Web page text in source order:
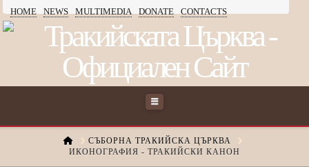
HOME NEWS MULTIMEDIA DONATE CONTACTS
ТРАКИЙСКАТА
ЦЪРКВА
Navigation
HOMEСЪБОРНА ТРАКИЙСКА ЦЪРКВА
ИКОНОГРАФИЯ - ТРАКИЙСКИ КАНОН